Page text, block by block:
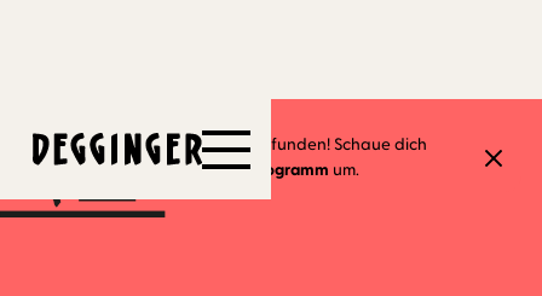
Dieses Event hat schon stattgefunden! Schaue dich
gerne in unseremaktuellen Programm um.
24.10.2025